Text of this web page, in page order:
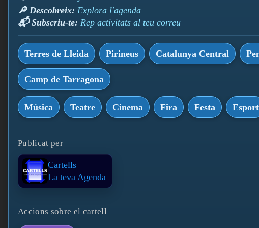
🔎 Descobreix: Explora l'agenda
📬 Subscriu-te: Rep activitats al teu correu
Terres de Lleida Pirineus Catalunya Central
Camp de Tarragona
Música Teatre Cinema Fira Festa Esport
Publicat per
Cartells
La teva Agenda
Accions sobre el cartell